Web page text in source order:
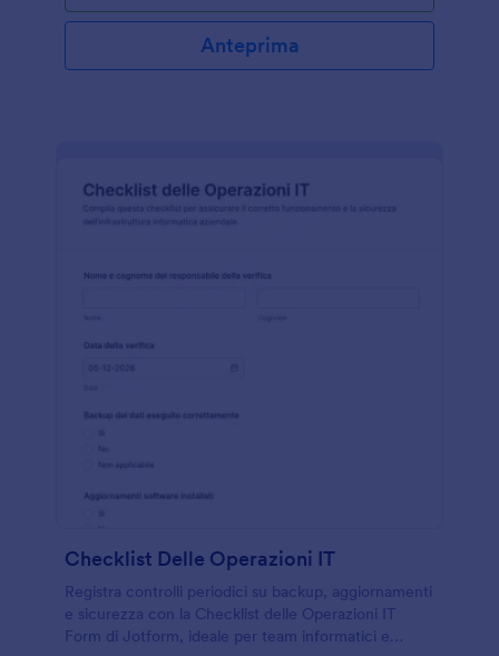
Anteprima
Checklist Delle Operazioni IT
Registra controlli periodici su backup, aggiornamenti
e sicurezza con la Checklist delle Operazioni IT
Form di Jotform, ideale per team informatici e